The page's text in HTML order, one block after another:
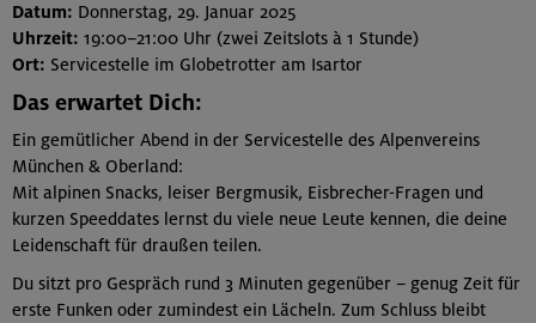
Datum: Donnerstag, 29. Januar 2025
Uhrzeit: 19:00–21:00 Uhr (zwei Zeitslots à 1 Stunde)
Ort: Servicestelle im Globetrotter am Isartor
Das erwartet Dich:
Ein gemütlicher Abend in der Servicestelle des Alpenvereins
München & Oberland:
Mit alpinen Snacks, leiser Bergmusik, Eisbrecher-Fragen und
kurzen Speeddates lernst du viele neue Leute kennen, die deine
Leidenschaft für draußen teilen.
Du sitzt pro Gespräch rund 3 Minuten gegenüber – genug Zeit für
erste Funken oder zumindest ein Lächeln. Zum Schluss bleibt